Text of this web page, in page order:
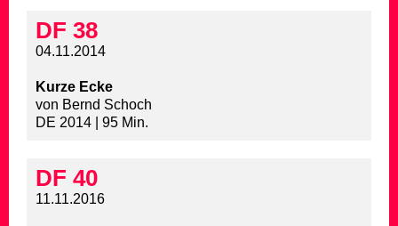
DF 38
04.11.2014
Kurze Ecke
von Bernd Schoch
DE 2014 | 95 Min.
DF 40
11.11.2016